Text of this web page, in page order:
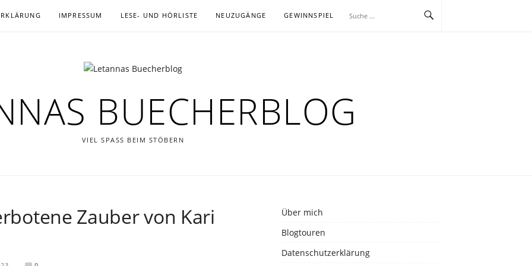
IMPRESSUM LESE- UND HÖRLISTE NEUZUGÄNGE GEWINNSPIEL
BUECHERBLOG
VIEL SPASS BEIM STÖBERN
Zauber von Kari
Über mich
Blogtouren
Datenschutzerklärung